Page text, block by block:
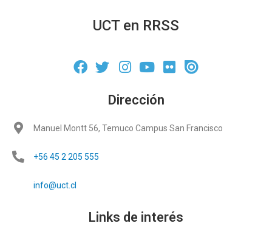
UCT en RRSS
Dirección
Manuel Montt 56, Temuco Campus San Francisco
+56 45 2 205 555
info@uct.cl
Links de interés